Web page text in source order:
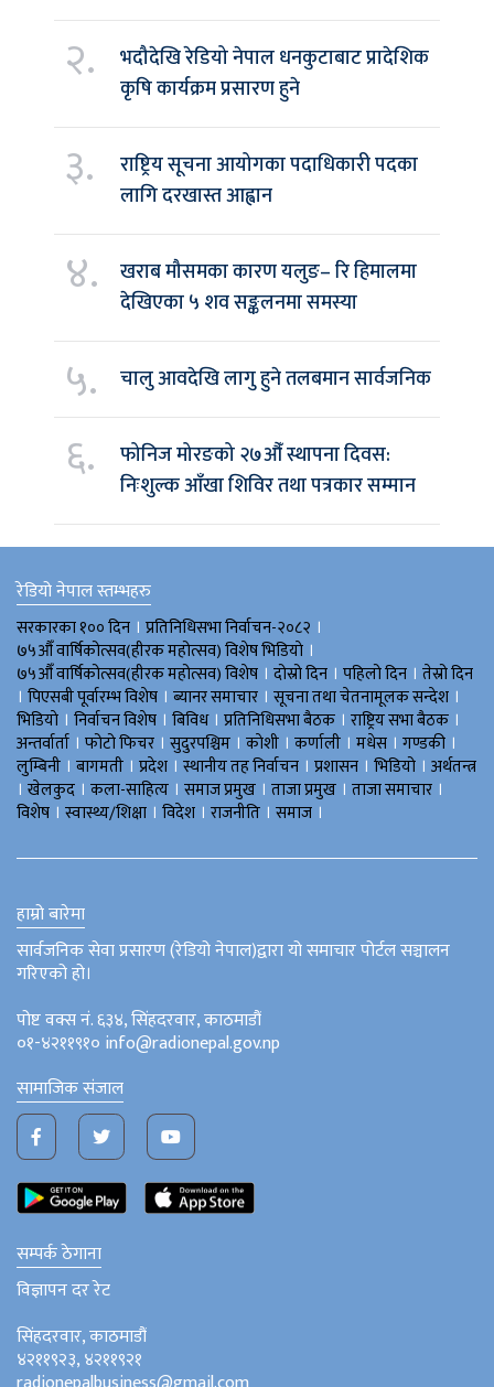
२.
भदौदेखि रेडियो नेपाल धनकुटाबाट प्रादेशिक
कृषि कार्यक्रम प्रसारण हुने
३.
राष्ट्रिय सूचना आयोगका पदाधिकारी पदका
लागि दरखास्त आह्वान
४.
खराब मौसमका कारण यलुङ– रि हिमालमा
देखिएका ५ शव सङ्कलनमा समस्या
५. चालु आवदेखि लागु हुने तलबमान सार्वजनिक
६.
फोनिज मोरङको २७औँ स्थापना दिवस:
निःशुल्क आँखा शिविर तथा पत्रकार सम्मान
रेडियो नेपाल स्तम्भहरु
सरकारका १०० दिन । प्रतिनिधिसभा निर्वाचन-२०८२ ।
७५औँ वार्षिकोत्सव(हीरक महोत्सव) विशेष भिडियाे ।
७५औँ वार्षिकोत्सव(हीरक महोत्सव) विशेष । दोस्रो दिन । पहिलो दिन । तेस्रो दिन
। पिएसबी पूर्वारम्भ विशेष । ब्यानर समाचार । सूचना तथा चेतनामूलक सन्देश ।
भिडियाे । निर्वाचन विशेष । बिविध। प्रतिनिधिसभा बैठक । राष्ट्रिय सभा बैठक ।
अन्तर्वार्ता । फोटो फिचर । सुदुरपश्चिम । काेशी । कर्णाली । मधेस । गण्डकी ।
लुम्बिनी । बागमती । प्रदेश । स्थानीय तह निर्वाचन । प्रशासन । भिडियो । अर्थतन्त्र
। खेलकुद । कला-साहित्य । समाज प्रमुख । ताजा प्रमुख । ताजा समाचार ।
विशेष । स्वास्थ्य/शिक्षा । विदेश । राजनीति । समाज ।
हाम्रो बारेमा
सार्वजनिक सेवा प्रसारण (रेडियो नेपाल)द्वारा यो समाचार पोर्टल सञ्चालन
गरिएको हो।
पोष्ट वक्स नं. ६३४, सिंहदरवार, काठमाडौं
०१-४२११९१० info@radionepal.gov.np
सामाजिक संजाल
सम्पर्क ठेगाना
विज्ञापन दर रेट
सिंहदरवार, काठमाडौं
४२११९२३, ४२११९२१